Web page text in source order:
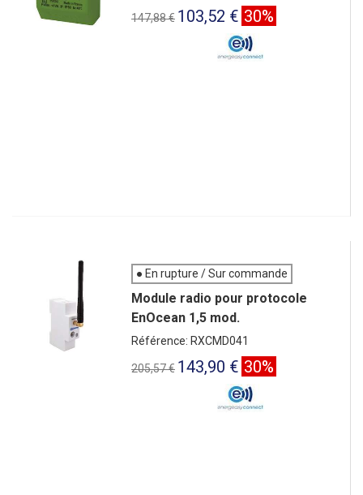
147,88 € 103,52 € 30%
● En rupture / Sur commande
Module radio pour protocole
EnOcean 1,5 mod.
Référence: RXCMD041
205,57 € 143,90 € 30%